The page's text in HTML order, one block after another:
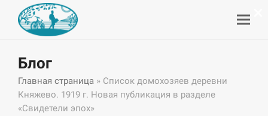
Блог
Главная страница » Список домохозяев деревни
Княжево. 1919 г. Новая публикация в разделе
«Свидетели эпох»